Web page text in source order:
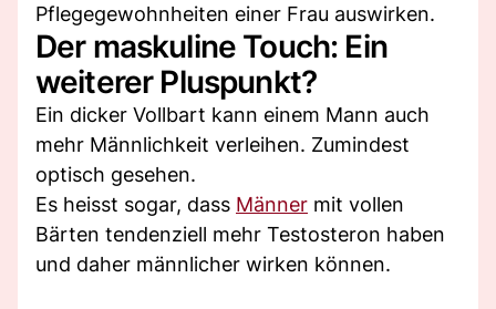
Pflegegewohnheiten einer Frau auswirken.
Der maskuline Touch: Ein
weiterer Pluspunkt?
Ein dicker Vollbart kann einem Mann auch
mehr Männlichkeit verleihen. Zumindest
optisch gesehen.
Es heisst sogar, dass Männer mit vollen
Bärten tendenziell mehr Testosteron haben
und daher männlicher wirken können.